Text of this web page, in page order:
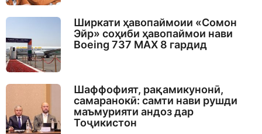
Ширкати ҳавопаймоии «Сомон
Эйр» соҳиби ҳавопаймои нави
Boeing 737 MAX 8 гардид
Шаффофият, рақамикунонӣ,
самаранокӣ: самти нави рушди
маъмурияти андоз дар
Тоҷикистон